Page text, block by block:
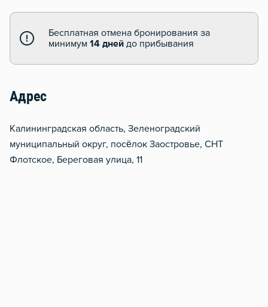
Бесплатная отмена бронирования за
минимум 14 дней до прибывания
Адрес
Калининградская область, Зеленоградский
муниципальный округ, посёлок Заостровье, СНТ
Флотское, Береговая улица, 11